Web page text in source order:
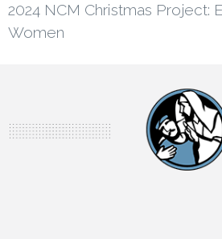
2024 NCM Christmas Project:
Women